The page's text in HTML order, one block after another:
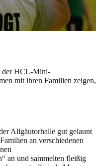
der HCL-Mini-
mit ihren Familien zeigen,
Allgäutorhalle gut gelaunt
an verschiedenen
an und sammelten fleißig